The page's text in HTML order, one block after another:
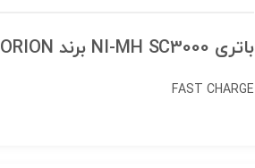
باتری NI-MH SC3000 برند ORION
FAST CHARGE